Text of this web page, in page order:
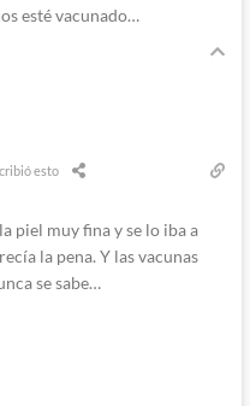
esté vacunado…
esto
piel muy fina y se lo iba a
la pena. Y las vacunas
se sabe…